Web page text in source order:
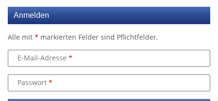
Anmelden
Alle mit * markierten Felder sind Pflichtfelder.
E-Mail-Adresse
Passwort